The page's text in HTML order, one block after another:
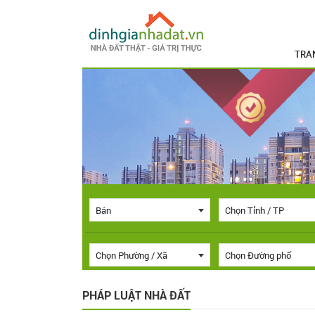
Bán Chọn Tỉnh / TP
Chọn Phường / Xã Chọn Đường phố
PHÁP LUẬT NHÀ ĐẤT